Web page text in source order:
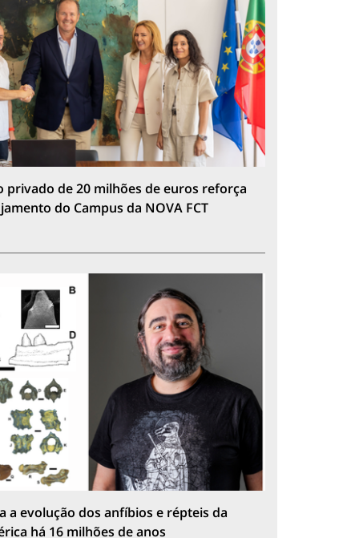
privado de 20 milhões de euros reforça
do Campus da NOVA FCT
a evolução dos anfíbios e répteis da
há 16 milhões de anos